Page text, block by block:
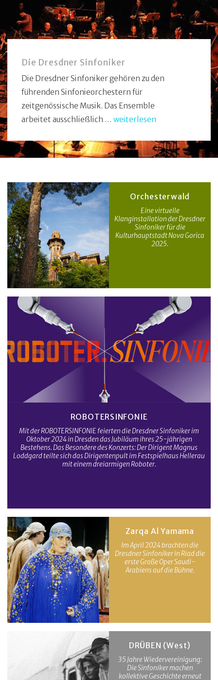
Die Dresdner Sinfoniker
Die Dresdner Sinfoniker gehören zu den
führenden Sinfonieorchestern für
zeitgenössische Musik. Das Ensemble
arbeitet ausschließlich … weiterlesen
Orchesterwald
Eine virtuelle
Klanginstallation der Dresdner
Sinfoniker für die
Kulturhauptstadt Nova Gorica
2025.
ROBOTERSINFONIE
Mit der ROBOTERSINFONIE feierten die Dresdner Sinfoniker im
Oktober 2024 in Dresden das Jubiläum ihres 25-jährigen
Bestehens. Das Besondere des Konzerts: Der Dirigent Magnus
Loddgard teilte sich das Dirigentenpult im Festspielhaus Hellerau
mit einem dreiarmigen Roboter.
Zarqa Al Yamama
Im April 2024 brachten die
Dresdner Sinfoniker in Riad die
erste Große Oper Saudi-
Arabiens auf die Bühne.
DRÜBEN (West)
35 Jahre Wiedervereinigung:
Die Sinfoniker machen
kollektive Geschichte erneut